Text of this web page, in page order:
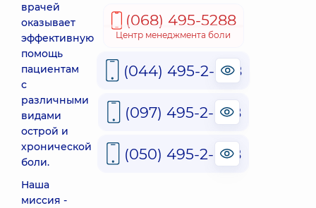
врачей
оказывает
эффективную
помощь
пациентам
с
различными
видами
острой и
хронической
боли.
Наша
миссия -
(068) 495-5288
Центр менеджмента боли
(044) 495-2-888
(097) 495-2-888
(050) 495-2-888